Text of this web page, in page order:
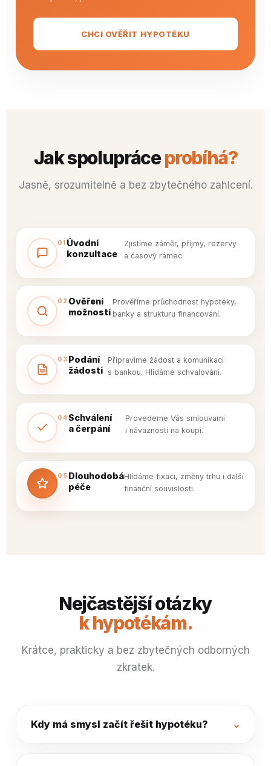
CHCI OVĚŘIT HYPOTÉKU
Jak spolupráceprobíhá?
Jasně, srozumitelně a bez zbytečného zahlcení.
01 Úvodní
konzultace
Zjistíme záměr, příjmy, rezervy
a časový rámec.
02 Ověření
možností
Prověříme průchodnost hypotéky,
banky a strukturu financování.
03 Podání
žádosti
Připravíme žádost a komunikaci
s bankou. Hlídáme schvalování.
04Schválení
a čerpání
Provedeme Vás smlouvami
i návazností na koupi.
05 Dlouhodobá
péče
Hlídáme fixaci, změny trhu i další
finanční souvislosti.
Nejčastější otázky
k hypotékám.
Krátce, prakticky a bez zbytečných odborných
zkratek.
Kdy má smysl začít řešit hypotéku?